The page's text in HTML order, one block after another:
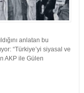
anlatan bu
“Türkiye’yi siyasal ve
AKP ile Gülen